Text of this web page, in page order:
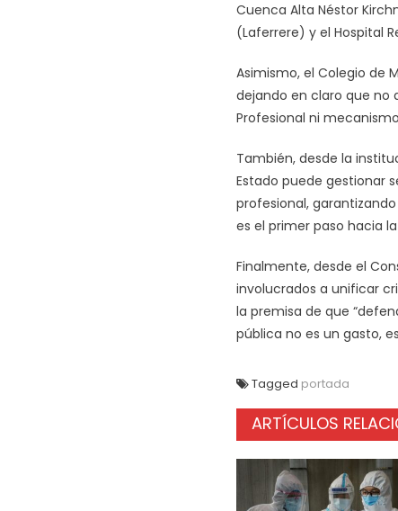
Cuenca Alta Néstor
(Laferrere) y el Hospital
Asimismo, el Colegio de
dejando en claro que no
Profesional ni
También, desde la
Estado puede gestionar
profesional,
es el primer paso hacia
Finalmente, desde el
involucrados a unificar
la premisa de que
pública no es un gasto,
Tagged portada
ARTÍCULOS